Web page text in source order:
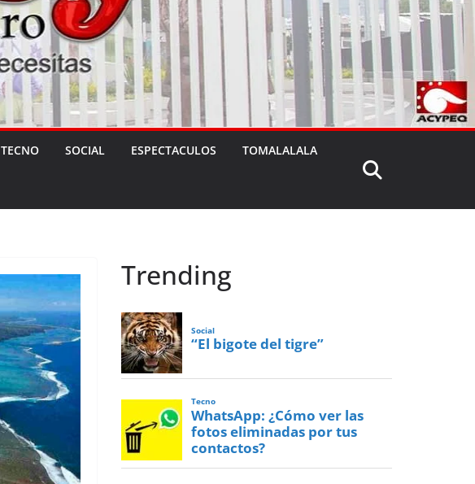
TECNO SOCIAL ESPECTACULOS TOMALALALA
Trending
Social
“El bigote del tigre”
Tecno
WhatsApp: ¿Cómo ver las
fotos eliminadas por tus
contactos?